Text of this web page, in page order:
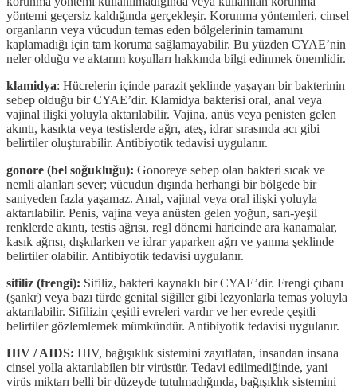
yöntemi geçersiz kaldığında gerçekleşir. Korunma yöntemleri, cinsel
organların veya vücudun temas eden bölgelerinin tamamını
kaplamadığı için tam koruma sağlamayabilir. Bu yüzden CYAE’nin
neler olduğu ve aktarım koşulları hakkında bilgi edinmek önemlidir.
klamidya: Hücrelerin içinde parazit şeklinde yaşayan bir bakterinin
sebep olduğu bir CYAE’dir. Klamidya bakterisi oral, anal veya
vajinal ilişki yoluyla aktarılabilir. Vajina, anüs veya penisten gelen
akıntı, kasıkta veya testislerde ağrı, ateş, idrar sırasında acı gibi
belirtiler oluşturabilir. Antibiyotik tedavisi uygulanır.
gonore (bel soğukluğu): Gonoreye sebep olan bakteri sıcak ve
nemli alanları sever; vücudun dışında herhangi bir bölgede bir
saniyeden fazla yaşamaz. Anal, vajinal veya oral ilişki yoluyla
aktarılabilir. Penis, vajina veya anüsten gelen yoğun, sarı-yeşil
renklerde akıntı, testis ağrısı, regl dönemi haricinde ara kanamalar,
kasık ağrısı, dışkılarken ve idrar yaparken ağrı ve yanma şeklinde
belirtiler olabilir. Antibiyotik tedavisi uygulanır.
sifiliz (frengi): Sifiliz, bakteri kaynaklı bir CYAE’dir. Frengi çıbanı
(şankr) veya bazı türde genital siğiller gibi lezyonlarla temas yoluyla
aktarılabilir. Sifilizin çeşitli evreleri vardır ve her evrede çeşitli
belirtiler gözlemlemek mümkündür. Antibiyotik tedavisi uygulanır.
HIV / AIDS: HIV, bağışıklık sistemini zayıflatan, insandan insana
cinsel yolla aktarılabilen bir virüstür. Tedavi edilmediğinde, yani
virüs miktarı belli bir düzeyde tutulmadığında, bağışıklık sistemini